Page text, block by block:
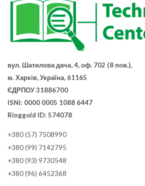
вул. Шатилова дача, 4, оф. 702 (8 пов.),
м. Харків, Україна, 61165
ЄДРПОУ 31886700
ISNI: 0000 0005 1088 6447
Ringgold ID: 574078
+380 (57) 7508990
+380 (99) 7142795
+380 (93) 9730548
+380 (96) 6452368